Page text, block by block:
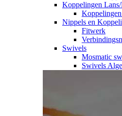
Koppelingen
Koppelingen
Nippels en
Fitwerk
Swivels
Mosmatic
Swivels